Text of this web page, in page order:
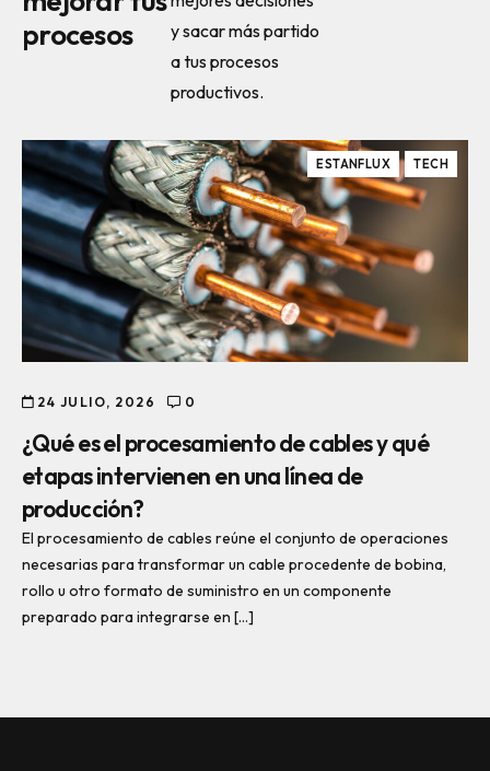
procesos
y sacar más partido
a tus procesos
productivos.
ESTANFLUX TECH
24 JULIO, 2026 0
¿Qué es el procesamiento de cables y qué
etapas intervienen en una línea de
producción?
El procesamiento de cables reúne el conjunto de operaciones
necesarias para transformar un cable procedente de bobina,
rollo u otro formato de suministro en un componente
preparado para integrarse en […]